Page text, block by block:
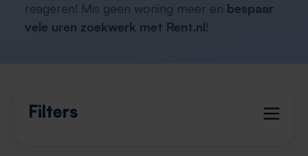
reageren! Mis geen woning meer en bespaar
vele uren zoekwerk met Rent.nl!
Filters